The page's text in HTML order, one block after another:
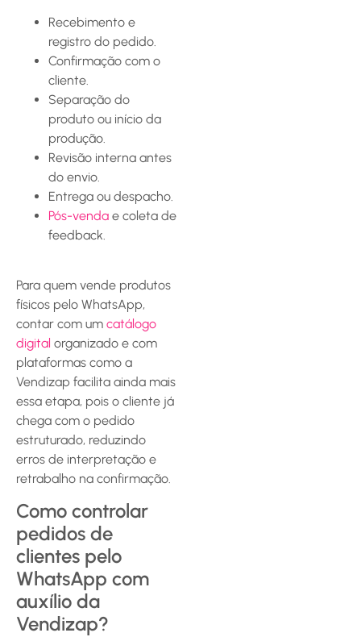
Recebimento e
registro do pedido.
Confirmação com o
cliente.
Separação do
produto ou início da
produção.
Revisão interna antes
do envio.
Entrega ou despacho.
Pós-venda e coleta de
feedback.
Para quem vende produtos
físicos pelo WhatsApp,
contar com um catálogo
digital organizado e com
plataformas como a
Vendizap facilita ainda mais
essa etapa, pois o cliente já
chega com o pedido
estruturado, reduzindo
erros de interpretação e
retrabalho na confirmação.
Como controlar
pedidos de
clientes pelo
WhatsApp com
auxílio da
Vendizap?